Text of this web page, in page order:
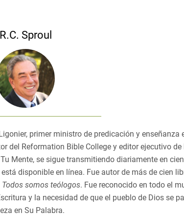
R.C. Sproul
primer ministro de predicación y enseñanza
del Reformation Bible College y editor ejecutivo de
Mente, se sigue transmitiendo diariamente en
disponible en línea. Fue autor de más de cien
Todos somos teólogos. Fue reconocido en todo el
y la necesidad de que el pueblo de Dios se
en Su Palabra.